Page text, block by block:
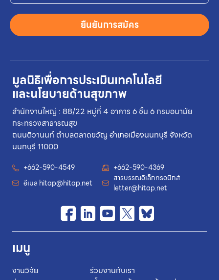
มูลนิธิเพื่อการประเมินเทคโนโลยี
และนโยบายด้านสุขภาพ
สำนักงานใหญ่ : 88/22 หมู่ที่ 4 อาคาร 6 ชั้น 6 กรมอนามัย
กระทรวงสาธารณสุข
ถนนติวานนท์ ตำบลตลาดขวัญ อำเภอเมืองนนทบุรี จังหวัด
นนทบุรี 11000
+662-590-4549
+662-590-4369
อีเมล hitap@hitap.net
สารบรรณอิเล็กทรอนิกส์
letter@hitap.net
เมนู
งานวิจัย
ร่วมงานกับเรา
ยืนยันการสมัคร